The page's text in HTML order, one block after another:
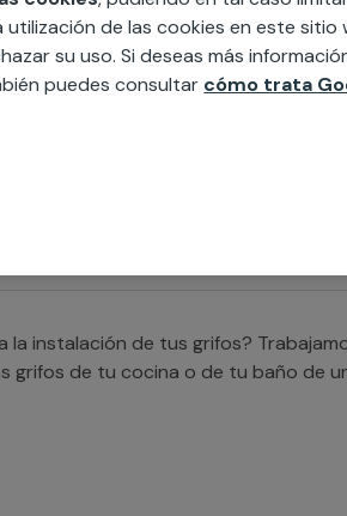
un plato de ducha? Trabajamos
la instalación de tus grifos?
grifos de tu cocina o de tu baño de
de las cookies en este
su uso. Si deseas más
puedes consultar cómo trata